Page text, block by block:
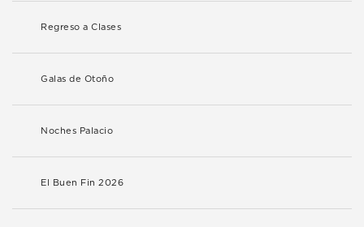
Regreso a Clases
Galas de Otoño
Noches Palacio
El Buen Fin 2026